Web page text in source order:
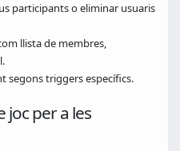
participants o eliminar usuaris
llista de membres,
segons triggers específics.
joc per a les